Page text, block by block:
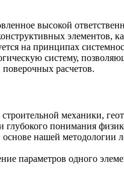
высокой
элементов,
на принципах
систему,
расчетов.
механики,
глубокого понимания
нашей методологии
параметров одного